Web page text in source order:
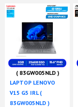
( 83GW005NLD )
LAPTOP LENOVO
V15 G5 IRL (
83GW005NLD )